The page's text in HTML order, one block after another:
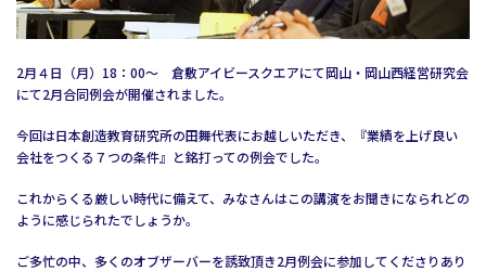
2月４日（月）18：00～ 倉敷アイビースクエアにて岡山・岡山西経営研究会
にて2月合同例会が開催されました。
今回は日本創造教育研究所の田舞代表にお越しいただき、『業績を上げ良い
会社をつくる７つの条件』と銘打っての例会でした。
これからくる厳しい時代に備えて、みなさんはこの講演をお聞きになられどの
ように感じられたでしょうか。
ご多忙の中、多くのオブザーバーを誘致頂き2月例会に参加してくださりあり